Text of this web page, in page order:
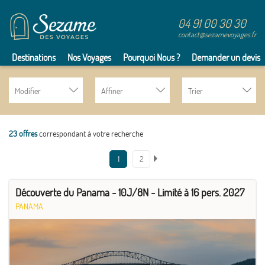
04 91 00 30 30
contact@sezamevoyages.fr
Destinations Nos Voyages Pourquoi Nous ? Demander un devis
Modifier Affiner Trier
23 offrescorrespondant à votre recherche
1 2
Découverte du Panama - 10J/8N - Limité à 16 pers. 2027
PANAMA